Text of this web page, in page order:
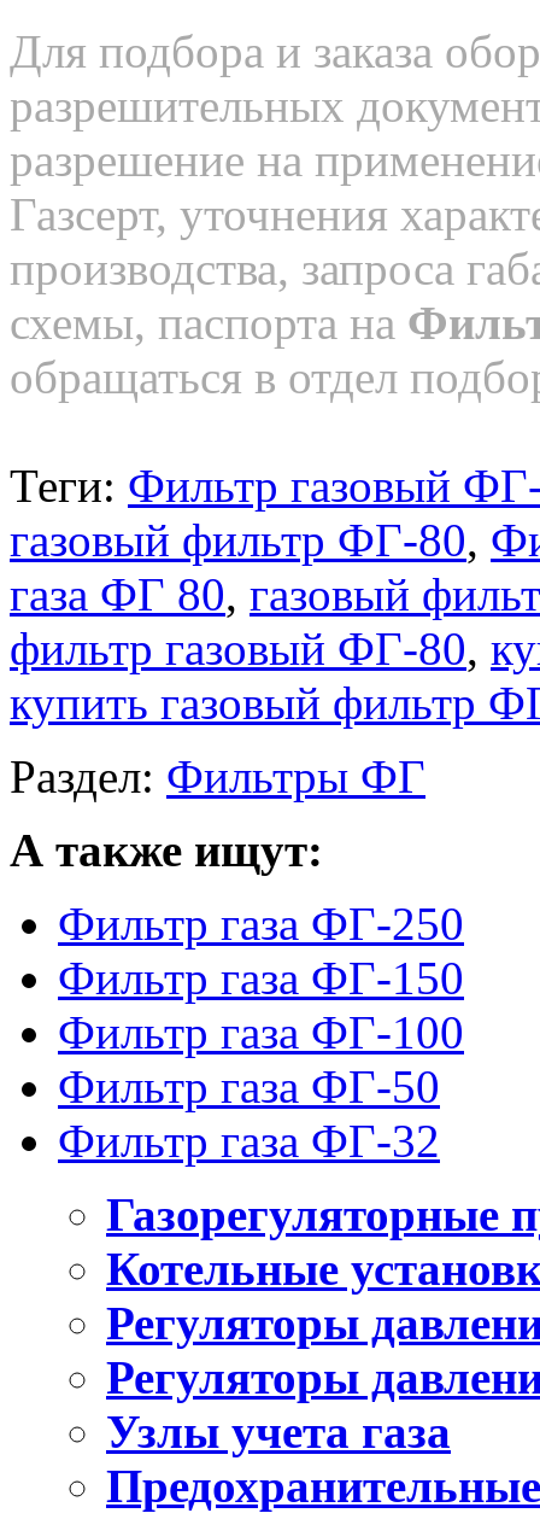
Для подбора и заказа
разрешительных
разрешение на
Газсерт, уточнения
производства, запроса
схемы, паспорта на
обращаться в отдел
Теги: Фильтр газовый
газовый фильтр ФГ-80,
газа ФГ 80, газовый
фильтр газовый ФГ-80,
купить газовый фильтр
Раздел: Фильтры ФГ
А также ищут:
Фильтр газа ФГ-250
Фильтр газа ФГ-150
Фильтр газа ФГ-100
Фильтр газа ФГ-50
Фильтр газа ФГ-32
Газорегуляторные
Котельные
Регуляторы
Регуляторы
Узлы учета газа